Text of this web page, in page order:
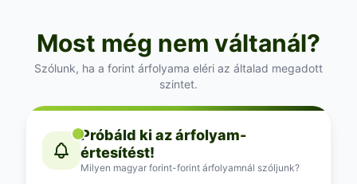
Most még nem váltanál?
Szólunk, ha a forint árfolyama eléri az általad megadott
szintet.
Próbáld ki az árfolyam-
értesítést!
Milyen magyar forint-forint árfolyamnál szóljunk?